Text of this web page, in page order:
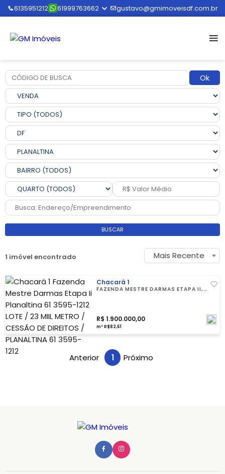
6135951212 61999763662 gustavo@gmimoveisdf.com.br
Ok
BUSCAR
1 imóvel encontrado Mais Recente
Chacará 1
FAZENDA MESTRE DARMAS ETAPA II,
R$ 1.900.000,00
m² R$82,61
Anterior 1 Próximo